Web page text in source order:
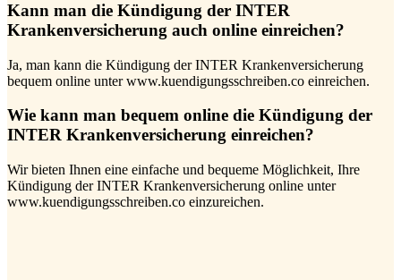
Kann man die Kündigung der INTER
Krankenversicherung auch online einreichen?
Ja, man kann die Kündigung der INTER Krankenversicherung
bequem online unter www.kuendigungsschreiben.co einreichen.
Wie kann man bequem online die Kündigung der
INTER Krankenversicherung einreichen?
Wir bieten Ihnen eine einfache und bequeme Möglichkeit, Ihre
Kündigung der INTER Krankenversicherung online unter
www.kuendigungsschreiben.co einzureichen.